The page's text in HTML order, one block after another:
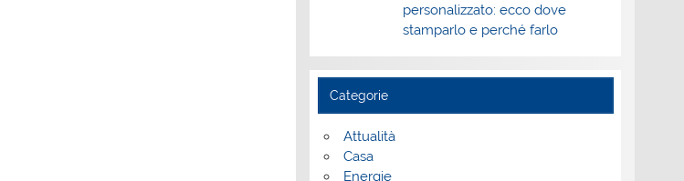
personalizzato: ecco dove
stamparlo e perché farlo
Categorie
Attualità
Casa
Energie